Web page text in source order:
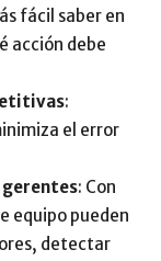
fácil saber en
acción debe
:
el error
: Con
equipo pueden
detectar